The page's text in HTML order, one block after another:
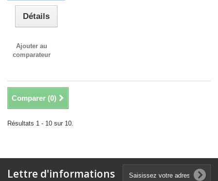
Détails
Ajouter au
comparateur
Comparer (0)
Résultats 1 - 10 sur 10.
Lettre d'informations